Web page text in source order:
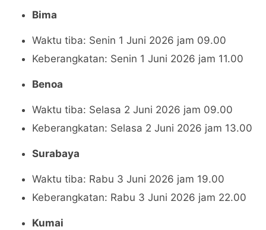
Bima
Waktu tiba: Senin 1 Juni 2026 jam 09.00
Keberangkatan: Senin 1 Juni 2026 jam 11.00
Benoa
Waktu tiba: Selasa 2 Juni 2026 jam 09.00
Keberangkatan: Selasa 2 Juni 2026 jam 13.00
Surabaya
Waktu tiba: Rabu 3 Juni 2026 jam 19.00
Keberangkatan: Rabu 3 Juni 2026 jam 22.00
Kumai